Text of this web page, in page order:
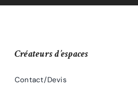
Créateurs d’espaces
Contact/Devis